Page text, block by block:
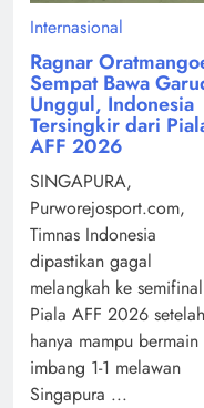
Internasional
Ragnar
Sempat Bawa
Unggul, Indonesia
Tersingkir dari
AFF 2026
SINGAPURA,
Purworejosport.com,
Timnas Indonesia
dipastikan gagal
melangkah ke semifinal
Piala AFF 2026 setelah
hanya mampu bermain
imbang 1-1 melawan
Singapura ...